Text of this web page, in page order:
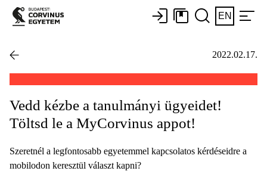
EN
2022.02.17.
Vedd kézbe a tanulmányi ügyeidet!
Töltsd le a MyCorvinus appot!
Szeretnél a legfontosabb egyetemmel kapcsolatos kérdéseidre a
mobilodon keresztül választ kapni?